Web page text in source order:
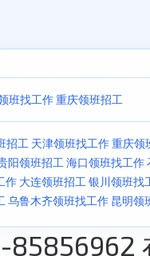
班找工作重庆领班招工
招工 天津领班找工作重庆领
阳领班招工 海口领班找工作
作 大连领班招工 银川领班找
乌鲁木齐领班找工作 昆明领